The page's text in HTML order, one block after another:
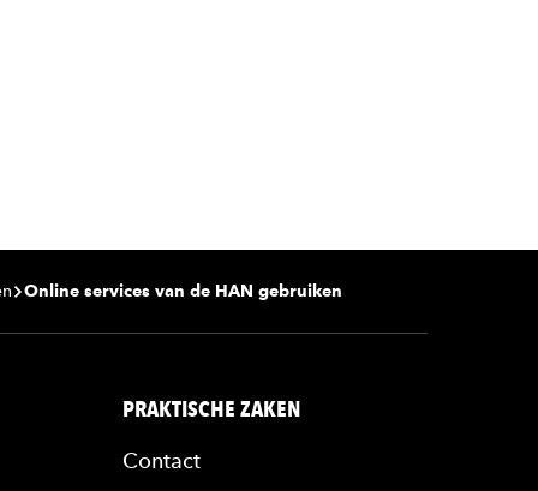
Online services van de HAN gebruiken
PRAKTISCHE ZAKEN
Contact